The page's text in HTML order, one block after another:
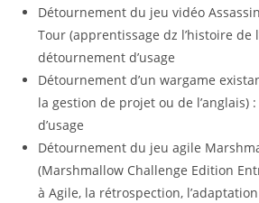
Détournement du jeu vidéo
Tour (apprentissage dz l’histoire de
détournement d’usage
Détournement d’un wargame
la gestion de projet ou de l’anglais)
d’usage
Détournement du jeu agile
(Marshmallow Challenge Edition
à Agile, la rétrospection,